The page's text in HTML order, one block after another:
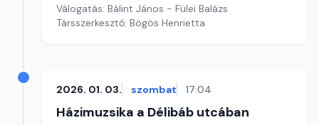
Válogatás: Bálint János - Fülei Balázs
Társszerkesztő: Bögös Henrietta
2026. 01. 03. szombat 17:04
Házimuzsika a Délibáb utcában